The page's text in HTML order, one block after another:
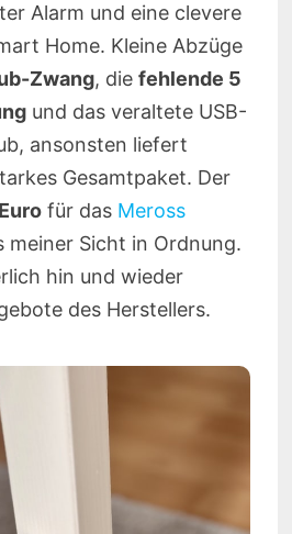
Alarm und eine clevere
Home. Kleine Abzüge
Zwang, die fehlende 5
und das veraltete USB-
ansonsten liefert
Gesamtpaket. Der
für das Meross
meiner Sicht in Ordnung.
hin und wieder
des Herstellers.